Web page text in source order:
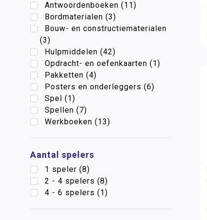
Antwoordenboeken (11)
Bordmaterialen (3)
Bouw- en constructiematerialen
(3)
Hulpmiddelen (42)
Opdracht- en oefenkaarten (1)
Pakketten (4)
Posters en onderleggers (6)
Spel (1)
Spellen (7)
Werkboeken (13)
Aantal spelers
1 speler (8)
2 - 4 spelers (8)
4 - 6 spelers (1)